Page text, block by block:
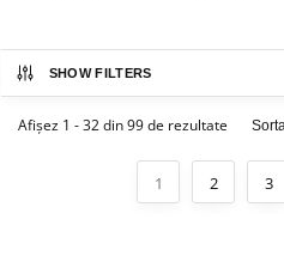
SHOW FILTERS
Afișez 1 - 32 din 99 de rezultate
1 2 3